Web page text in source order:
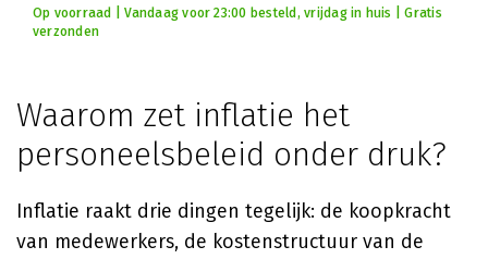
Op voorraad | Vandaag voor 23:00 besteld, vrijdag in huis | Gratis
verzonden
Waarom zet inflatie het
personeelsbeleid onder druk?
Inflatie raakt drie dingen tegelijk: de koopkracht
van medewerkers, de kostenstructuur van de